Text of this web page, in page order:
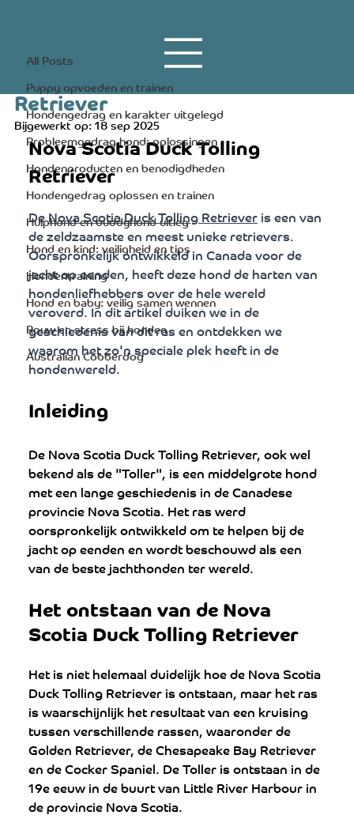
All Posts
Puppy opvoeden en trainen
Hondengedrag en karakter uitgelegd
Probleemgedrag hond: oplossingen
Hondenproducten en benodigdheden
Hondengedrag oplossen en trainen
Hulphond en buddyhond uitleg
Hond en kind: veiligheid en tips
Hondentraining
Hond en baby: veilig samen wennen
Rouw en stress bij honden
Australian Cobberdog
Nova Scotia Duck Tolling
Retriever
3 minuten om te lezen
Bijgewerkt op:18 sep 2025
Nova Scotia Duck Tolling
Retriever
De Nova Scotia Duck Tolling Retriever is een van
de zeldzaamste en meest unieke retrievers.
Oorspronkelijk ontwikkeld in Canada voor de
jacht op eenden, heeft deze hond de harten van
hondenliefhebbers over de hele wereld
veroverd. In dit artikel duiken we in de
geschiedenis van dit ras en ontdekken we
waarom het zo'n speciale plek heeft in de
hondenwereld.
Inleiding
De Nova Scotia Duck Tolling Retriever, ook wel
bekend als de "Toller", is een middelgrote hond
met een lange geschiedenis in de Canadese
provincie Nova Scotia. Het ras werd
oorspronkelijk ontwikkeld om te helpen bij de
jacht op eenden en wordt beschouwd als een
van de beste jachthonden ter wereld.
Het ontstaan van de Nova
Scotia Duck Tolling Retriever
Het is niet helemaal duidelijk hoe de Nova Scotia
Duck Tolling Retriever is ontstaan, maar het ras
is waarschijnlijk het resultaat van een kruising
tussen verschillende rassen, waaronder de
Golden Retriever, de Chesapeake Bay Retriever
en de Cocker Spaniel. De Toller is ontstaan in de
19e eeuw in de buurt van Little River Harbour in
de provincie Nova Scotia.